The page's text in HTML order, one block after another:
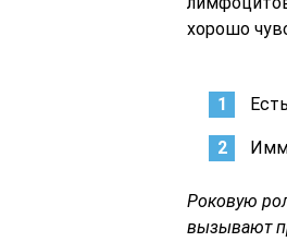
хорошо
Роковую
вызывают